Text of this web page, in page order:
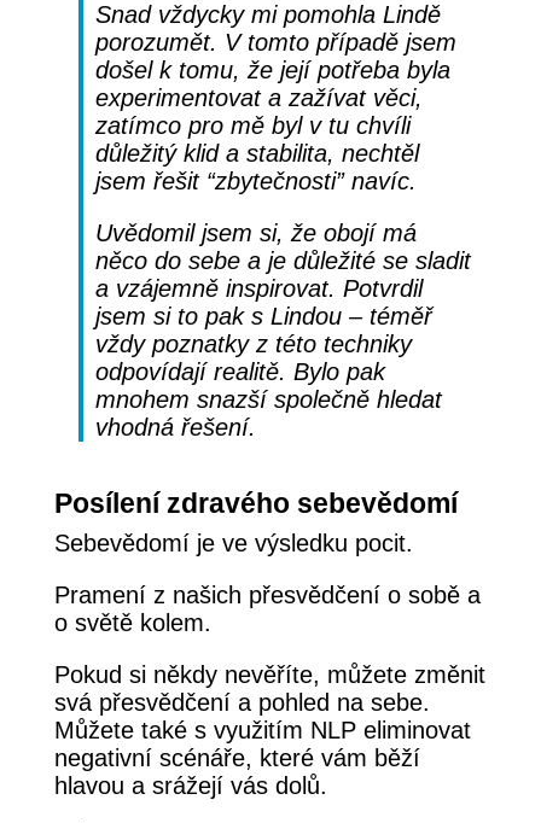
Snad vždycky mi pomohla Lindě
porozumět. V tomto případě jsem
došel k tomu, že její potřeba byla
experimentovat a zažívat věci,
zatímco pro mě byl v tu chvíli
důležitý klid a stabilita, nechtěl
jsem řešit “zbytečnosti” navíc.
Uvědomil jsem si, že obojí má
něco do sebe a je důležité se sladit
a vzájemně inspirovat. Potvrdil
jsem si to pak s Lindou – téměř
vždy poznatky z této techniky
odpovídají realitě. Bylo pak
mnohem snazší společně hledat
vhodná řešení.
Posílení zdravého sebevědomí
Sebevědomí je ve výsledku pocit.
Pramení z našich přesvědčení o sobě a
o světě kolem.
Pokud si někdy nevěříte, můžete změnit
svá přesvědčení a pohled na sebe.
Můžete také s využitím NLP eliminovat
negativní scénáře, které vám běží
hlavou a srážejí vás dolů.